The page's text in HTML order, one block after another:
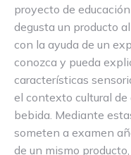
proyecto de
degusta un producto
con la ayuda de un
conozca y pueda
características
el contexto cultural
bebida. Mediante
someten a examen
de un mismo